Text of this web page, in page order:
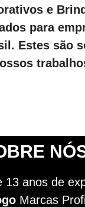
e
para
Estes são
13 anos de
Marcas